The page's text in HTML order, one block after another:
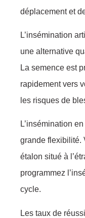
déplacement et
L’insémination
une alternative
La semence est
rapidement vers
les risques de
L’insémination
grande flexibilité.
étalon situé à
programmez
cycle.
Les taux de